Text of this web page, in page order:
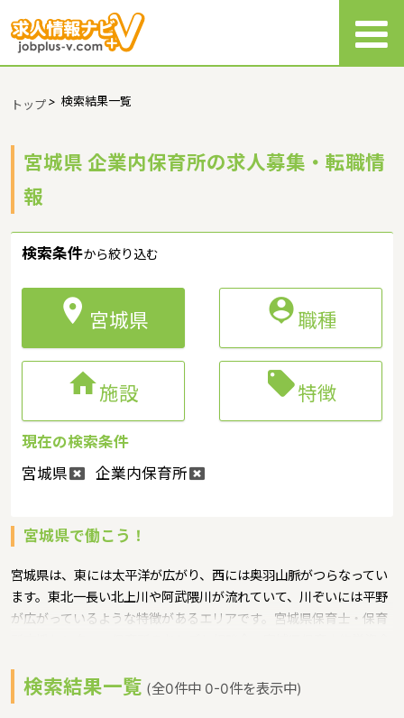
トップ> 検索結果一覧
宮城県 企業内保育所の求人募集・転職情
報
検索条件から絞り込む
 宮城県 職種
施設 特徴
現在の検索条件
宮城県
企業内保育所
宮城県で働こう！
宮城県は、東には太平洋が広がり、西には奥羽山脈がつらなってい
ます。東北一長い北上川や阿武隈川が流れていて、川ぞいには平野
が広がっているような特徴があるエリアです。宮城県保育士・保育
城県の政令指定都市は仙台市、人口は2,318,675人（平成29年度時
点）です。宮城県内には、保育所や保育施設が490施設あり、保育
検索結果一覧 (全0件中 0-0件を表示中)